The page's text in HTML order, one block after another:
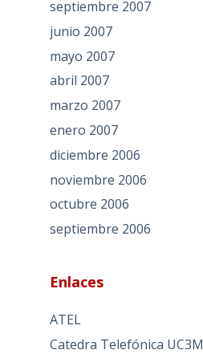
septiembre 2007
junio 2007
mayo 2007
abril 2007
marzo 2007
enero 2007
diciembre 2006
noviembre 2006
octubre 2006
septiembre 2006
Enlaces
ATEL
Catedra Telefónica UC3M